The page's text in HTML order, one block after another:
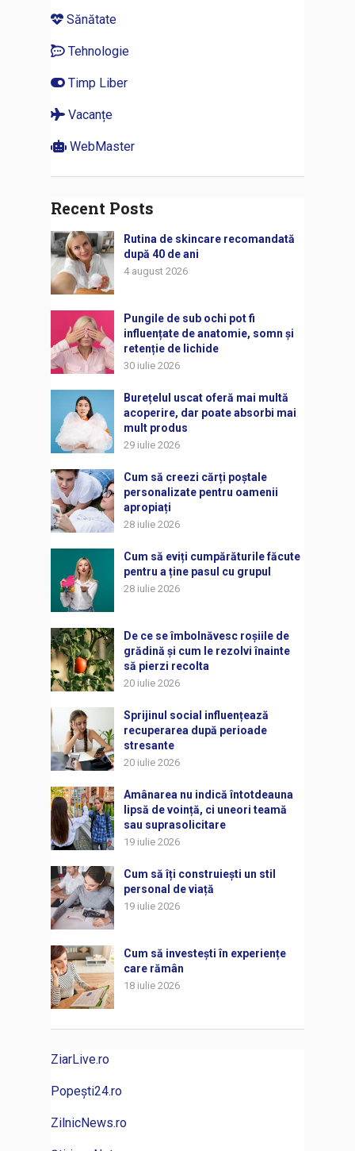
Sănătate
Tehnologie
Timp Liber
Vacanțe
WebMaster
Recent Posts
Rutina de skincare recomandată
după 40 de ani
4 august 2026
Pungile de sub ochi pot fi
influențate de anatomie, somn și
retenție de lichide
30 iulie 2026
Burețelul uscat oferă mai multă
acoperire, dar poate absorbi mai
mult produs
29 iulie 2026
Cum să creezi cărți poștale
personalizate pentru oamenii
apropiați
28 iulie 2026
Cum să eviți cumpărăturile făcute
pentru a ține pasul cu grupul
28 iulie 2026
De ce se îmbolnăvesc roșiile de
grădină și cum le rezolvi înainte
să pierzi recolta
20 iulie 2026
Sprijinul social influențează
recuperarea după perioade
stresante
20 iulie 2026
Amânarea nu indică întotdeauna
lipsă de voință, ci uneori teamă
sau suprasolicitare
19 iulie 2026
Cum să îți construiești un stil
personal de viață
19 iulie 2026
Cum să investești în experiențe
care rămân
18 iulie 2026
ZiarLive.ro
Popești24.ro
ZilnicNews.ro